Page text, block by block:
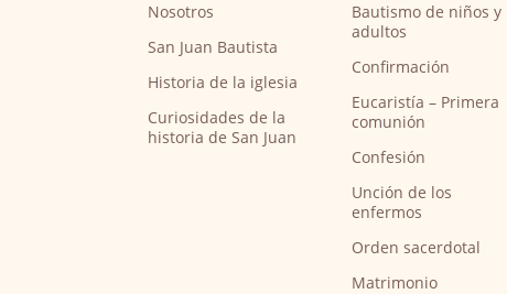
Nosotros
San Juan Bautista
Historia de la iglesia
Curiosidades de la
historia de San Juan
Bautismo de niños y
adultos
Confirmación
Eucaristía – Primera
comunión
Confesión
Unción de los
enfermos
Orden sacerdotal
Matrimonio